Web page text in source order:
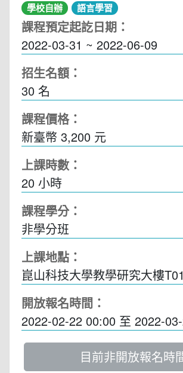
學校自辦 語言學習
課程預定起訖日期：
2022-03-31 ~ 2022-06-09
招生名額：
30 名
課程價格：
新臺幣 3,200 元
上課時數：
20 小時
課程學分：
非學分班
上課地點：
崑山科技大學教學研究大樓
開放報名時間：
2022-02-22 00:00 至 2022-
目前非開放報名時